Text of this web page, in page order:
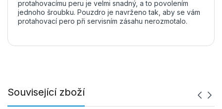
protahovacímu peru je velmi snadný, a to povolením
jednoho šroubku. Pouzdro je navrženo tak, aby se vám
protahovací pero při servisním zásahu nerozmotalo.
Související zboží